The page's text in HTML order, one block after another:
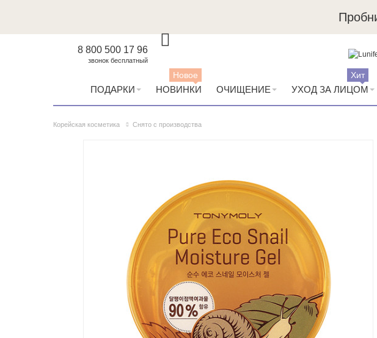
8 800 500 17 96
звонок бесплатный
ПОДАРКИ НОВИНКИ
Новое
ОЧИЩЕНИЕ УХОД ЗА ЛИЦОМ
Хит
Корейская косметика Снято с производства